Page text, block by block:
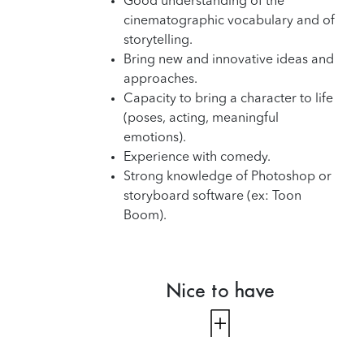
cinematographic vocabulary and of
storytelling.
Bring new and innovative ideas and
approaches.
Capacity to bring a character to life
(poses, acting, meaningful
emotions).
Experience with comedy.
Strong knowledge of Photoshop or
storyboard software (ex: Toon
Boom).
Nice to have